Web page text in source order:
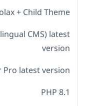
+ Child Theme
CMS) latest
version
latest version
PHP 8.1